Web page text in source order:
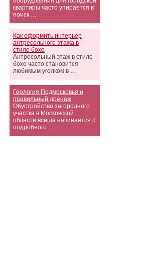
квартиры часто упирается в
поиск …
Как оформить интерьер
антресольного этажа в
стиле бохо
Антресольный этаж в стиле
бохо часто становится
любимым уголком в …
Геология Подмосковья и
правильный дренаж
Обустройство загородного
участка в Московской
области всегда начинается с
подробного …